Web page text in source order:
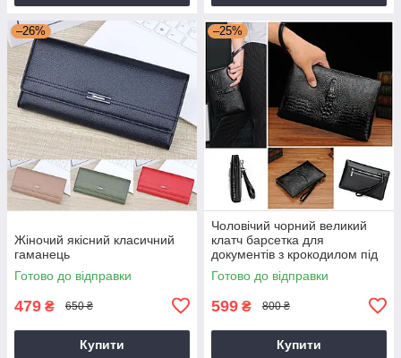
–26%
Жіночий якісний класичний
гаманець
Готово до відправки
479 ₴ 650 ₴
Купити
–25%
Чоловічий чорний великий
клатч барсетка для
документів з крокодилом під
рептилію
Готово до відправки
599 ₴ 800 ₴
Купити